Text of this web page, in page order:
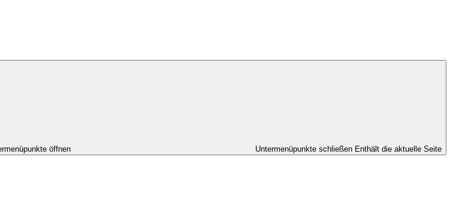
öffnen Untermenüpunkte schließen Enthält die aktuelle Seite